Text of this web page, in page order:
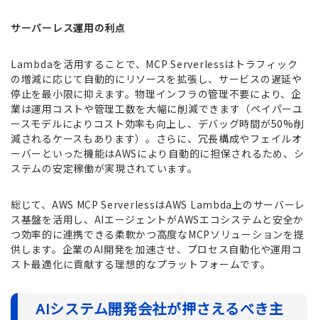
サーバーレス運用の利点
Lambdaを活用することで、MCP Serverlessはトラフィック
の増減に応じて自動的にリソースを拡張し、サービスの遅延や
停止を最小限に抑えます。物理インフラの管理不要により、企
業は運用コストや管理工数を大幅に削減できます（ペイパーユ
ースモデルによりコスト効率も向上し、デバッグ時間が50%削
減されるケースもあります）。さらに、冗長構成やフェイルオ
ーバーといった機能はAWSにより自動的に担保されるため、シ
ステムの安定稼働が実現されています。
総じて、AWS MCP ServerlessはAWS Lambda上のサーバーレ
ス基盤を活用し、AIエージェントがAWSエコシステムと安全か
つ効率的に連携できる柔軟かつ高度なMCPソリューションを提
供します。企業のAI開発を加速させ、プロセス自動化や運用コ
スト最適化に貢献する理想的なプラットフォームです。
AIシステム開発会社が押さえるべき主